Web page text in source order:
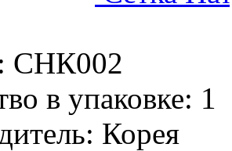
СНК002
в упаковке: 1
Корея